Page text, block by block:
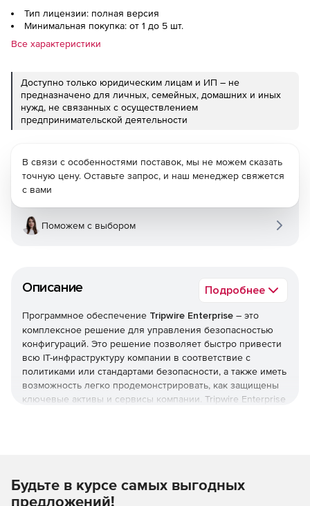
Тип лицензии: полная версия
Минимальная покупка: от 1 до 5 шт.
Все характеристики
Доступно только юридическим лицам и ИП – не
предназначено для личных, семейных, домашних и иных
нужд, не связанных с осуществлением
предпринимательской деятельности
Описание Подробнее
Программное обеспечение Tripwire Enterprise – это
комплексное решение для управления безопасностью
конфигураций. Это решение позволяет быстро привести
всю IT-инфраструктуру компании в соответствие с
политиками или стандартами безопасности, а также иметь
возможность легко продемонстрировать, как защищены
ключевые активы и сервисы компании. Tripwire Enterprise
Tripwire Enterprise состоит из трех компонентов, каждый
из которых оптимизирован для выполнения конкретной
В связи с особенностями поставок, мы не можем сказать
точную цену. Оставьте запрос, и наш менеджер свяжется
с вами
Поможем с выбором
Будьте в курсе самых выгодных
предложений!